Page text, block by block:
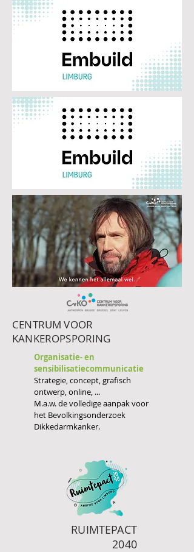
CENTRUM VOOR
KANKEROPSPORING
Organisatie- en
sensibilisatiecommunicatie
Strategie, concept, grafisch
ontwerp, online, ...
M.a.w. de volledige aanpak voor
het Bevolkingsonderzoek
Dikkedarmkanker.
RUIMTEPACT
2040